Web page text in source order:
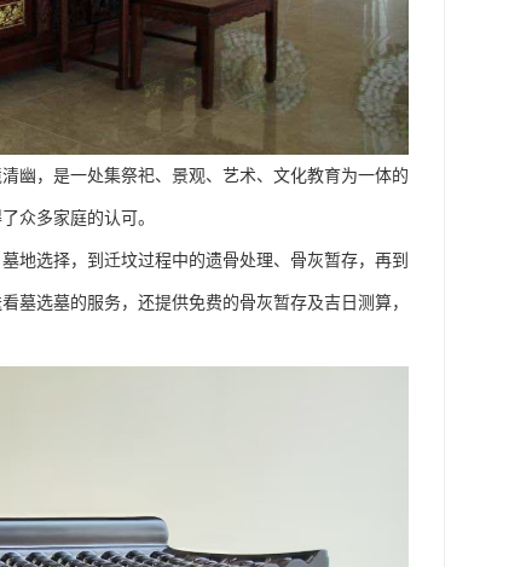
幽，是一处集祭祀、景观、艺术、文化教育为一体的
众多家庭的认可。
地选择，到迁坟过程中的遗骨处理、骨灰暂存，再到
墓选墓的服务，还提供免费的骨灰暂存及吉日测算，